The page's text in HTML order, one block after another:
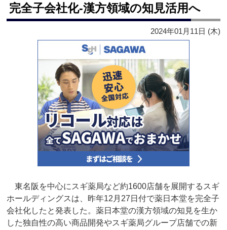
完全子会社化‐漢方領域の知見活用へ
2024年01月11日 (木)
東名阪を中心にスギ薬局など約1600店舗を展開するスギ
ホールディングスは、昨年12月27日付で薬日本堂を完全子
会社化したと発表した。薬日本堂の漢方領域の知見を生か
した独自性の高い商品開発やスギ薬局グループ店舗での新